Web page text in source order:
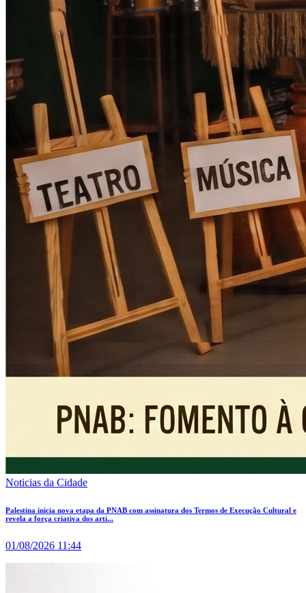
Noticias da Cidade
Palestina inicia nova etapa da PNAB com assinatura dos Termos de Execução Cultural e
revela a força criativa dos arti...
01/08/2026 11:44